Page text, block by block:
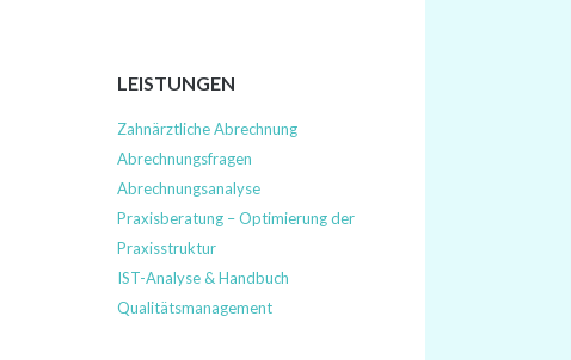
LEISTUNGEN
Zahnärztliche Abrechnung
Abrechnungsfragen
Abrechnungsanalyse
Praxisberatung – Optimierung der
Praxisstruktur
IST-Analyse & Handbuch
Qualitätsmanagement